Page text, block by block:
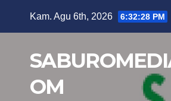
Kam. Agu 6th, 2026 6:32:29 PM
OM